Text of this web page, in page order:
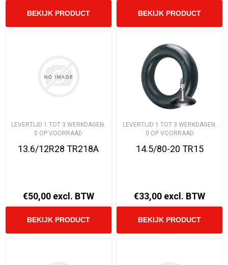
LEVERTIJD 1 TOT 3 WERKDAGEN.
0 OP VOORRAAD
13.6/12R28 TR218A
€50,00 excl. BTW
LEVERTIJD 1 TOT 3 WERKDAGEN.
0 OP VOORRAAD
14.5/80-20 TR15
€33,00 excl. BTW